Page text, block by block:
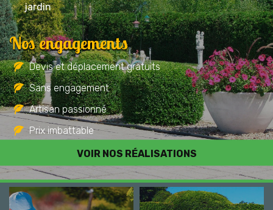
jardin
VOIR NOS RÉALISATIONS
Nos engagements
Devis et déplacement gratuits
Sans engagement
Artisan passionné
Prix imbattable
Travail de qualité